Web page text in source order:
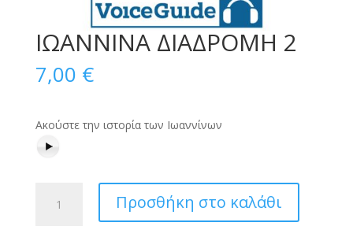
ΙΩΑΝΝΙΝΑ ΔΙΑΔΡΟΜΗ 2
7,00 €
Ακούστε την ιστορία των Ιωαννίνων
ΔΙΑΔΡΟΜΗ
Προσθήκη στο καλάθι